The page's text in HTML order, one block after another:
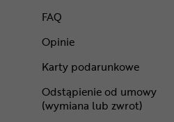
FAQ
Opinie
Karty podarunkowe
Odstąpienie od umowy
(wymiana lub zwrot)